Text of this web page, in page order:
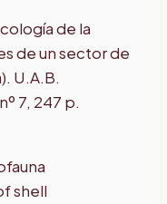
de la
de un sector de
U.A.B.
7, 247 p.
shell